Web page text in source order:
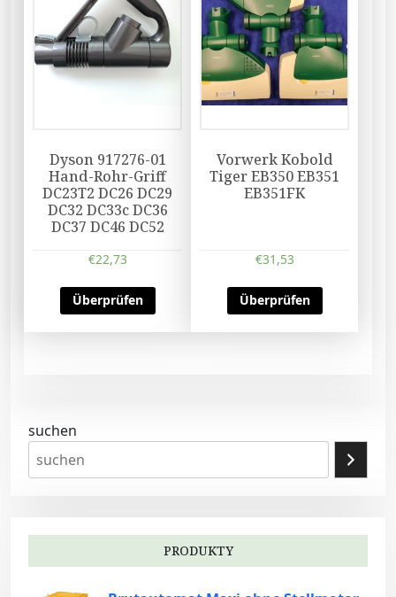
Dyson 917276-01
Hand-Rohr-Griff
DC23T2 DC26 DC29
DC32 DC33c DC36
DC37 DC46 DC52
€22,73
Überprüfen
Vorwerk Kobold
Tiger EB350 EB351
EB351FK
€31,53
Überprüfen
suchen
PRODUKTY